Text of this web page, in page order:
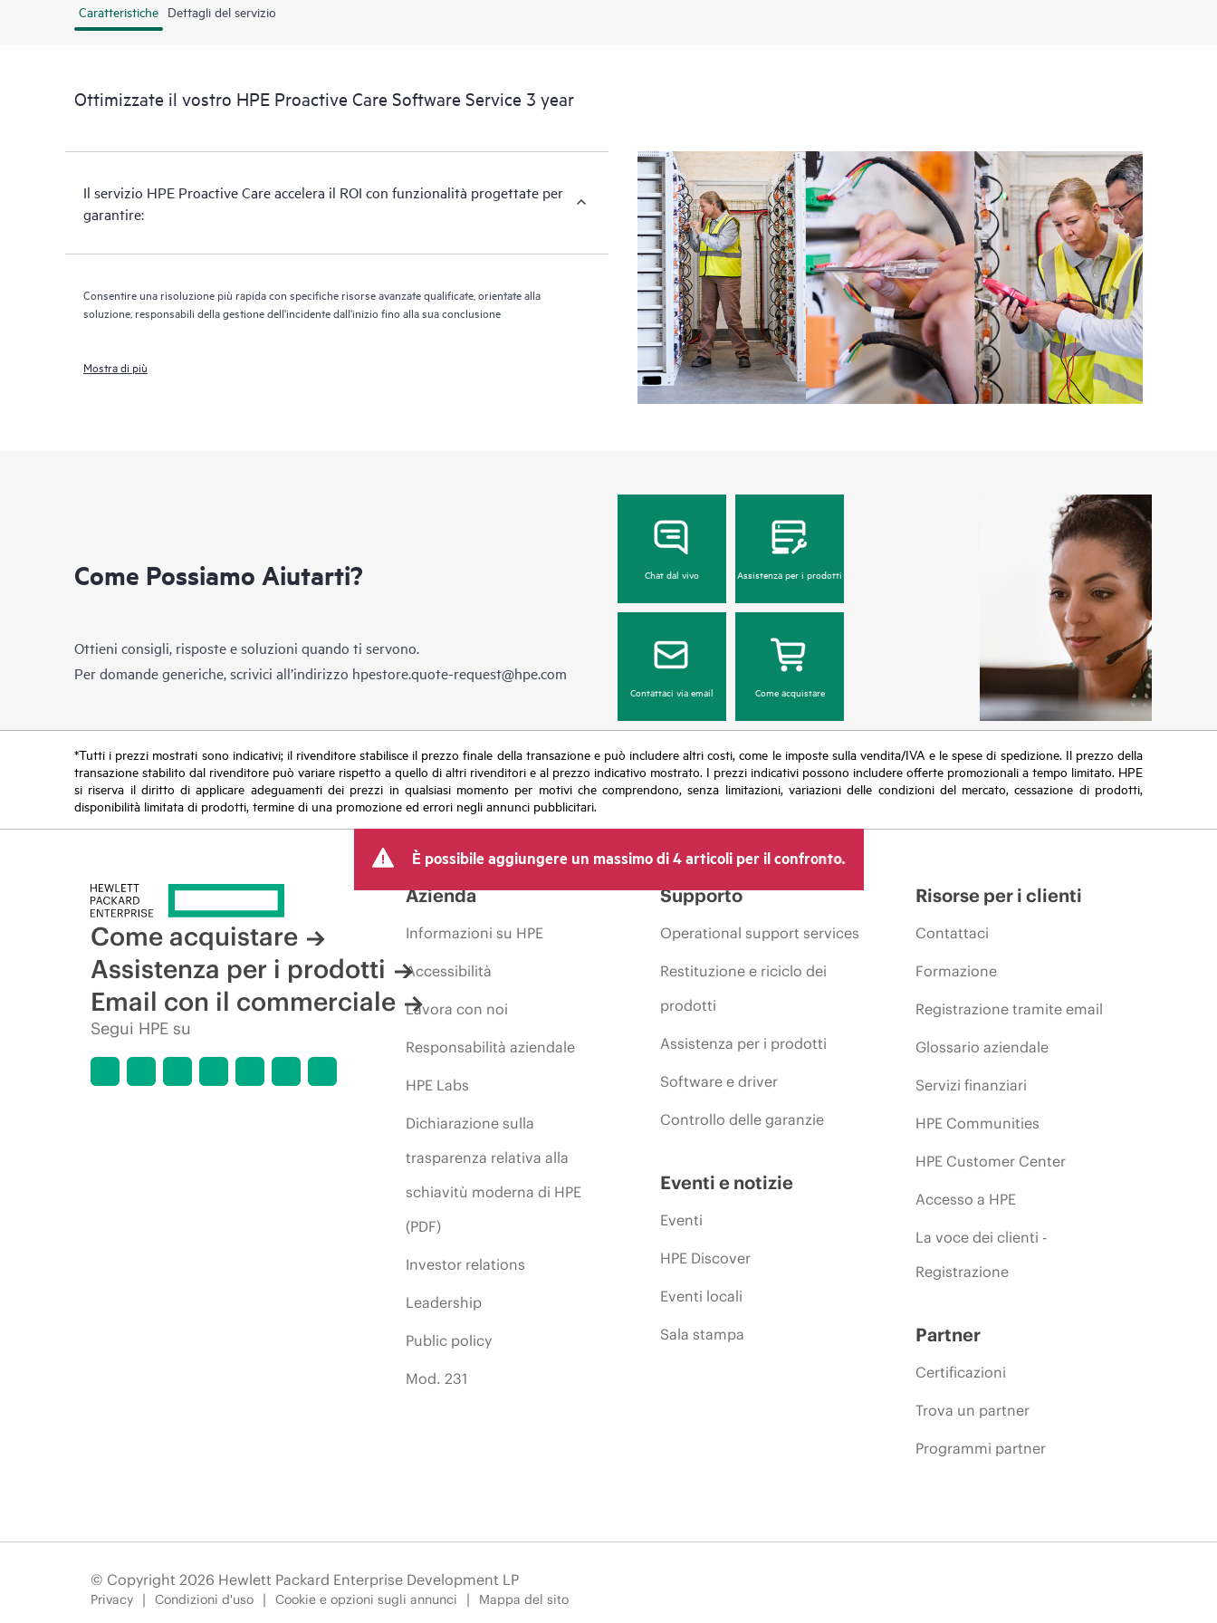
Caratteristiche Dettagli del servizio
Ottimizzate il vostro HPE Proactive Care Software Service 3 year
Il servizio HPE Proactive Care accelera il ROI con funzionalità progettate per
garantire:
Consentire una risoluzione più rapida con specifiche risorse avanzate qualificate, orientate alla
soluzione, responsabili della gestione dell'incidente dall'inizio fino alla sua conclusione
Mostra di più
Come Possiamo Aiutarti?
Ottieni consigli, risposte e soluzioni quando ti servono.
Per domande generiche, scrivici all’indirizzo hpestore.quote-request@hpe.com
Chat dal vivo Assistenza per i prodotti
Contattaci via email Come acquistare
*Tutti i prezzi mostrati sono indicativi; il rivenditore stabilisce il prezzo finale della transazione e può includere altri costi, come le imposte sulla vendita/IVA e le spese di spedizione. Il prezzo della
transazione stabilito dal rivenditore può variare rispetto a quello di altri rivenditori e al prezzo indicativo mostrato. I prezzi indicativi possono includere offerte promozionali a tempo limitato. HPE
si riserva il diritto di applicare adeguamenti dei prezzi in qualsiasi momento per motivi che comprendono, senza limitazioni, variazioni delle condizioni del mercato, cessazione di prodotti,
disponibilità limitata di prodotti, termine di una promozione ed errori negli annunci pubblicitari.
È possibile aggiungere un massimo di 4 articoli per il confronto.
Come acquistare
Assistenza per i prodotti
Email con il commerciale
Segui HPE su
Azienda
Informazioni su HPE
Accessibilità
Lavora con noi
Responsabilità aziendale
HPE Labs
Dichiarazione sulla
trasparenza relativa alla
schiavitù moderna di HPE
(PDF)
Investor relations
Leadership
Public policy
Mod. 231
Supporto
Operational support services
Restituzione e riciclo dei
prodotti
Assistenza per i prodotti
Software e driver
Controllo delle garanzie
Eventi e notizie
Eventi
HPE Discover
Eventi locali
Sala stampa
Risorse per i clienti
Contattaci
Formazione
Registrazione tramite email
Glossario aziendale
Servizi finanziari
HPE Communities
HPE Customer Center
Accesso a HPE
La voce dei clienti -
Registrazione
Partner
Certificazioni
Trova un partner
Programmi partner
© Copyright 2026 Hewlett Packard Enterprise Development LP
Privacy Condizioni d'uso Cookie e opzioni sugli annunci Mappa del sito